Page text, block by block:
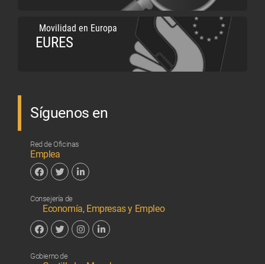
Movilidad en Europa
EURES
Síguenos en
Red de Oficinas
Emplea
Consejería de
Economía, Empresas y Empleo
Gobierno de